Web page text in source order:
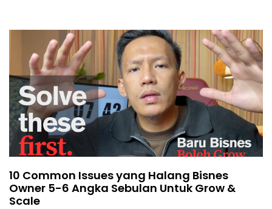
10 Common Issues yang Halang Bisnes
Owner 5-6 Angka Sebulan Untuk Grow &
Scale